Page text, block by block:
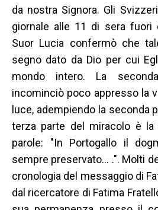
da nostra Signora. Gli
giornale alle 11 di sera fuori
Suor Lucia confermò che
segno dato da Dio per cui
mondo intero. La
incominciò poco appresso la
luce, adempiendo la seconda
terza parte del miracolo è la
parole: "In Portogallo il
sempre preservato… .". Molti
cronologia del messaggio di
dal ricercatore di Fatima